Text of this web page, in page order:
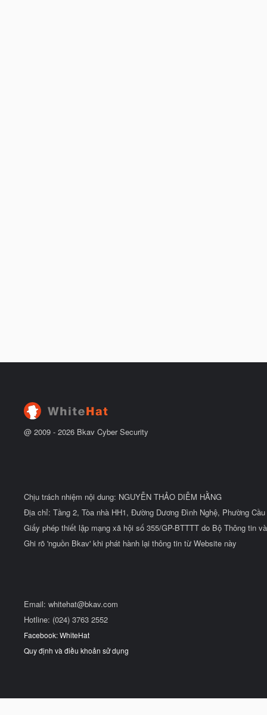
@ 2009 - 2026 Bkav Cyber Security
Chịu trách nhiệm nội dung: NGUYỄN THẢO DIỄM HẰNG
Địa chỉ: Tầng 2, Tòa nhà HH1, Đường Dương Đình Nghệ, Phường
Giấy phép thiết lập mạng xã hội số 355/GP-BTTTT do Bộ Thông tin
Ghi rõ 'nguồn Bkav' khi phát hành lại thông tin từ Website này
Email: whitehat@bkav.com
Hotline: (024) 3763 2552
Facebook: WhiteHat
Quy định và điều khoản sử dụng